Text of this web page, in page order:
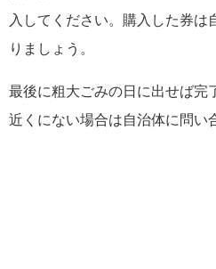
入してください。購入した券は
りましょう。
最後に粗大ごみの日に出せば完
近くにない場合は自治体に問い